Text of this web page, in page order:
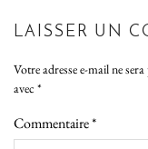
LAISSER UN
Votre adresse e-mail ne sera
avec *
Commentaire*